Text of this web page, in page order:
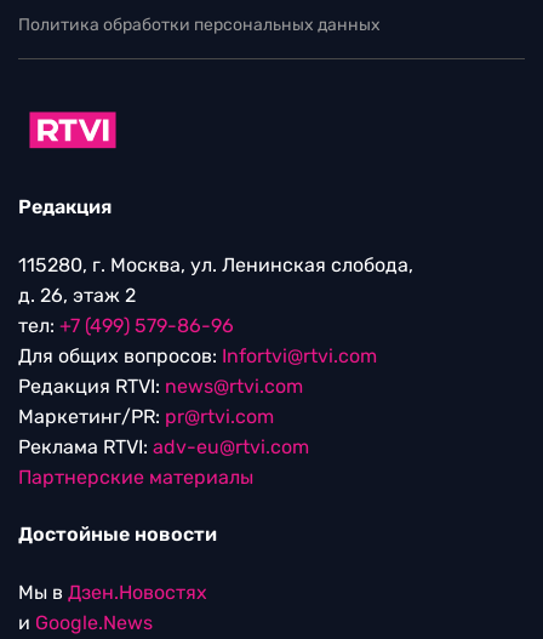
Политика обработки персональных данных
Редакция
115280, г. Москва, ул. Ленинская слобода,
д. 26, этаж 2
тел: +7 (499) 579-86-96
Для общих вопросов: Infortvi@rtvi.com
Редакция RTVI: news@rtvi.com
Маркетинг/PR: pr@rtvi.com
Реклама RTVI: adv-eu@rtvi.com
Партнерские материалы
Достойные новости
Мы в Дзен.Новостях
и Google.News